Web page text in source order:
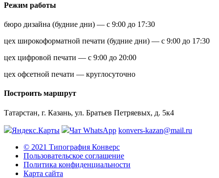
Режим работы
бюро дизайна (будние дни) — с 9:00 до 17:30
цех широкоформатной печати (будние дни) — с 9:00 до 17:30
цех цифровой печати — с 9:00 до 20:00
цех офсетной печати — круглосуточно
Построить маршрут
Татарстан, г. Казань, ул. Братьев Петряевых, д. 5к4
Яндекс.Карты Чат WhatsApp konvers-kazan@mail.ru
© 2021 Типография Конверс
Пользовательское соглашение
Политика конфиденциальности
Карта сайта